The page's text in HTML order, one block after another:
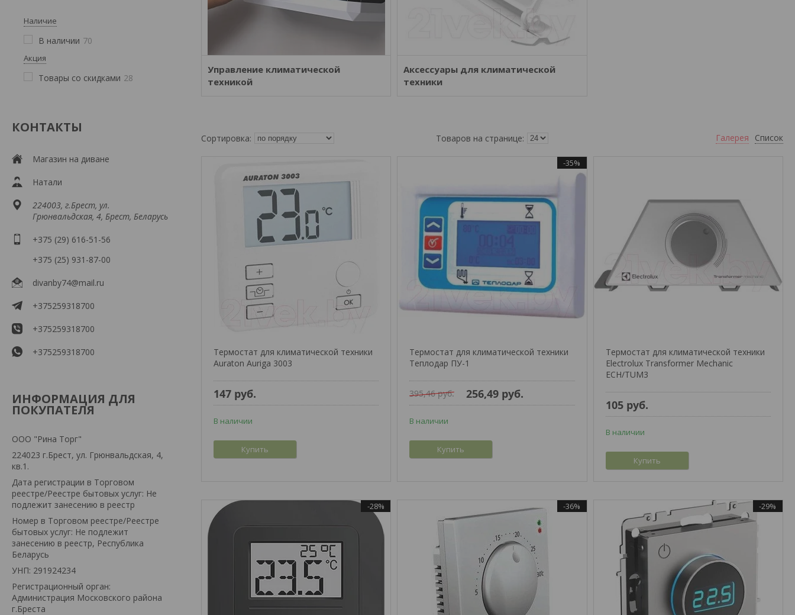
Наличие
В наличии 70
Акция
Товары со скидками 28
КОНТАКТЫ
Магазин на диване
Натали
224003, г.Брест, ул.
Грюнвальдская, 4, Брест, Беларусь
+375 (29) 616-51-56
+375 (25) 931-87-00
divanby74@mail.ru
+375259318700
+375259318700
+375259318700
ИНФОРМАЦИЯ ДЛЯ
ПОКУПАТЕЛЯ
ООО "Рина Торг"
224023 г.Брест, ул. Грюнвальдская, 4,
кв.1.
Дата регистрации в Торговом
реестре/Реестре бытовых услуг: Не
подлежит занесению в реестр
Номер в Торговом реестре/Реестре
бытовых услуг: Не подлежит
занесению в реестр, Республика
Беларусь
УНП: 291924234
Регистрационный орган:
Администрация Московского района
г.Бреста
Управление климатической
техникой
Аксессуары для климатической
техники
Галерея Список
Термостат для климатической техники
Auraton Auriga 3003
147 руб.
В наличии
Купить
-35%
Термостат для климатической техники
Теплодар ПУ-1
395,46руб. 256,49 руб.
В наличии
Купить
Термостат для климатической техники
Electrolux Transformer Mechanic
ECH/TUM3
105 руб.
В наличии
Купить
-28% -36% -29%